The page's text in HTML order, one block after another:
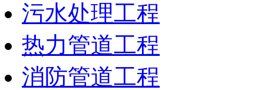
污水处理工程
热力管道工程
消防管道工程